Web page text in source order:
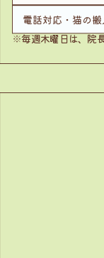
※毎週木曜日は、院